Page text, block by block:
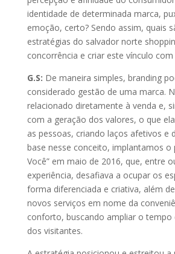
identidade de determinada marca,
emoção, certo? Sendo assim, quais
estratégias do salvador norte
concorrência e criar este vínculo
G.S: De maneira simples, branding
considerado gestão de uma marca.
relacionado diretamente à venda e,
com a geração dos valores, o que
as pessoas, criando laços afetivos e
base nesse conceito, implantamos o
Você” em maio de 2016, que, entre
experiência, desafiava a ocupar os
forma diferenciada e criativa, além
novos serviços em nome da
conforto, buscando ampliar o tempo
dos visitantes.